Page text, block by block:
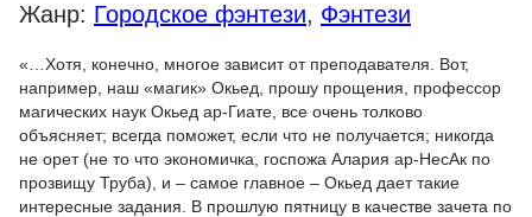
Жанр: Городское фэнтези, Фэнтези
«…Хотя, конечно, многое зависит от преподавателя. Вот,
например, наш «магик» Окьед, прошу прощения, профессор
магических наук Окьед ар-Гиате, все очень толково
объясняет; всегда поможет, если что не получается; никогда
не орет (не то что экономичка, госпожа Алария ар-НесАк по
прозвищу Труба), и – самое главное – Окьед дает такие
интересные задания. В прошлую пятницу в качестве зачета по